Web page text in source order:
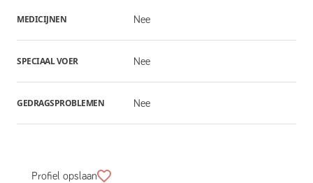
MEDICIJNEN Nee
SPECIAAL VOER Nee
GEDRAGSPROBLEMEN Nee
Profiel opslaan